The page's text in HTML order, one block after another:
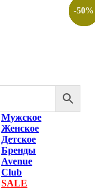
Мужское
Женское
Детское
Бренды
Avenue
Club
SALE
-50%
-50%
-50%
-50%
-50%
-50%
-50%
-50%
-50%
-50%